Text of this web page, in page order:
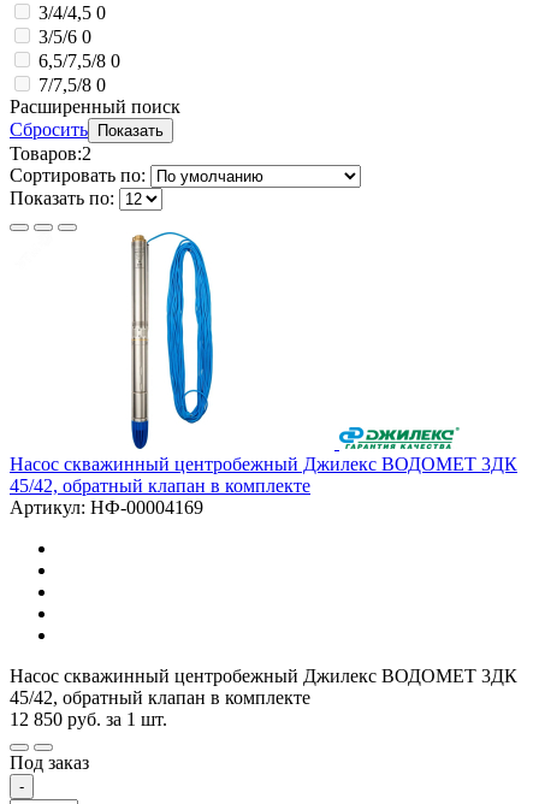
3/4/4,5 0
3/5/6 0
6,5/7,5/8 0
7/7,5/8 0
Расширенный поиск
Сбросить
Показать
Товаров:2
Сортировать по:
Показать по:
Насос скважинный центробежный Джилекс ВОДОМЕТ 3ДК
45/42, обратный клапан в комплекте
Артикул: НФ-00004169
Насос скважинный центробежный Джилекс ВОДОМЕТ 3ДК
45/42, обратный клапан в комплекте
12 850 руб. за 1 шт.
Под заказ
-